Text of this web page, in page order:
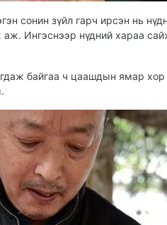
сонин зүйл гарч ирсэн нь
аж. Ингэснээр нүдний хараа
байгаа ч цаашдын ямар хор